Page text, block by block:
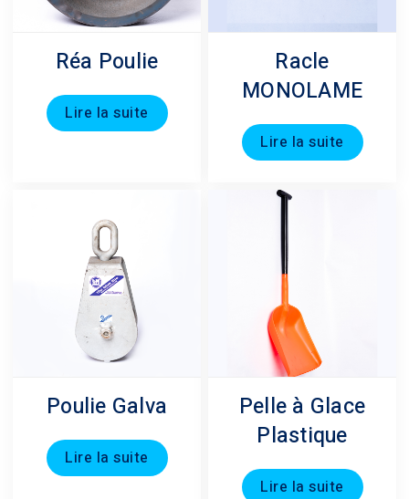
Réa Poulie
Lire la suite
Racle
MONOLAME
Lire la suite
Poulie Galva
Lire la suite
Pelle à Glace
Plastique
Lire la suite